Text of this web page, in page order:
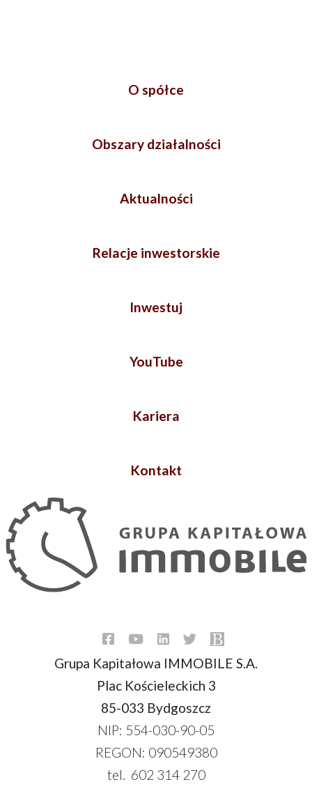
O spółce
Obszary działalności
Aktualności
Relacje inwestorskie
Inwestuj
YouTube
Kariera
Kontakt
Grupa Kapitałowa IMMOBILE S.A.
Plac Kościeleckich 3
85-033 Bydgoszcz
NIP: 554-030-90-05
REGON: 090549380
tel. 602 314 270